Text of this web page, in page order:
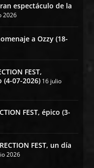
espectáculo de la
2026
a Ozzy (18-
FEST,
07-2026) 16 julio
FEST, épico (3-
FEST, un día
2026